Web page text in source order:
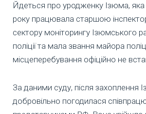
Йдеться про уродженку Ізюма,
року працювала старшою
сектору моніторингу Ізюмського
поліції та мала звання майора
місцеперебування офіційно не
За даними суду, після захоплення
добровільно погодилася